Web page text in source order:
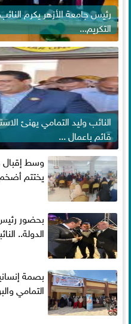
رئيس جامعة الأزهر يكرم
التكريم...
النائب وليد التمامي يهنئ
قائم باعمال ...
وسط إقبال
يختتم
بحضور
الدولة..
بصمة
التمامي